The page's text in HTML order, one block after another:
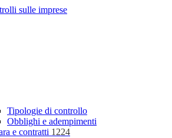
sulle imprese
Tipologie di controllo
Obblighi e adempimenti
e contratti 1224